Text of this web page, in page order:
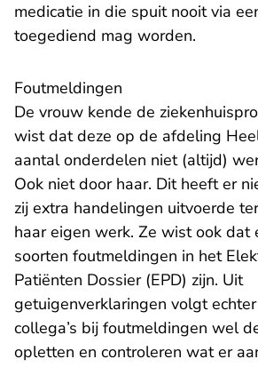
medicatie in die spuit nooit via
toegediend mag worden.
Foutmeldingen
De vrouw kende de
wist dat deze op de afdeling
aantal onderdelen niet (altijd)
Ook niet door haar. Dit heeft er
zij extra handelingen uitvoerde
haar eigen werk. Ze wist ook dat
soorten foutmeldingen in het
Patiënten Dossier (EPD) zijn. Uit
getuigenverklaringen volgt
collega’s bij foutmeldingen wel
opletten en controleren wat er